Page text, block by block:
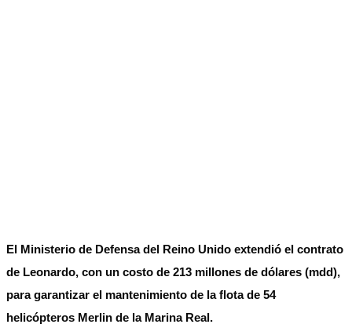
El Ministerio de Defensa del Reino Unido extendió el contrato
de Leonardo, con un costo de 213 millones de dólares (mdd),
para garantizar el mantenimiento de la flota de 54
helicópteros Merlin de la Marina Real.